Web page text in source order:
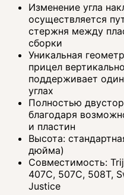
Изменение угла
осуществляется
стержня между
сборки
Уникальная
прицел
поддерживает
углах
Полностью
благодаря
и пластин
Высота:
дюйма)
Совместимость:
407C, 507C, 508T,
Justice